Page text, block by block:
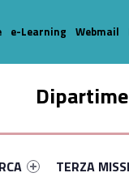
primary-32797-16
#link-menu-
Link identifier
TERZA
e-Learning Webmail